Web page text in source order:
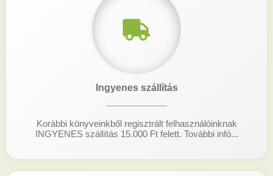
Ingyenes szállítás
Korábbi könyveinkből regisztrált felhasználóinknak
INGYENES szállítás 15.000 Ft felett. További infó...